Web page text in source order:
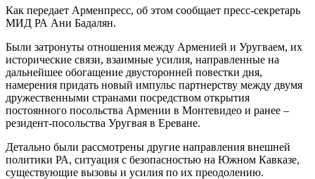
Как передает Арменпресс, об этом сообщает пресс-секретарь
МИД РА Ани Бадалян.
Были затронуты отношения между Арменией и Уругваем, их
исторические связи, взаимные усилия, направленные на
дальнейшее обогащение двусторонней повестки дня,
намерения придать новый импульс партнерству между двумя
дружественными странами посредством открытия
постоянного посольства Армении в Монтевидео и ранее –
резидент-посольства Уругвая в Ереване.
Детально были рассмотрены другие направления внешней
политики РА, ситуация с безопасностью на Южном Кавказе,
существующие вызовы и усилия по их преодолению.